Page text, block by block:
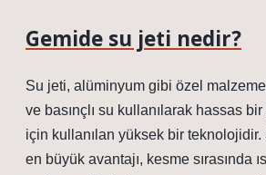
Gemide su jeti nedir?
Su jeti, alüminyum gibi özel
ve basınçlı su kullanılarak hassas
için kullanılan yüksek bir
en büyük avantajı, kesme sırasında